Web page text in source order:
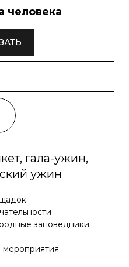
человека
гала-ужин,
ужин
заповедники
мероприятия